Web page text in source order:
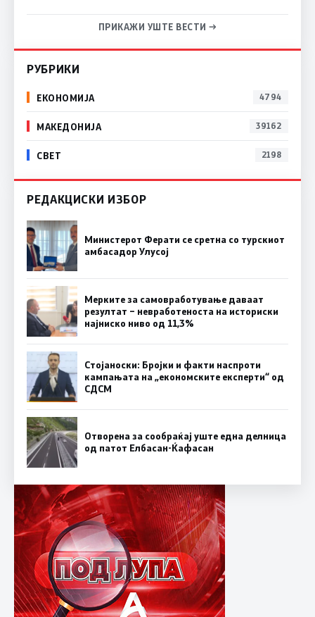
ПРИКАЖИ УШТЕ ВЕСТИ →
РУБРИКИ
ЕКОНОМИЈА 4794
МАКЕДОНИЈА 39162
СВЕТ 2198
РЕДАКЦИСКИ ИЗБОР
Министерот Ферати се сретна со турскиот
амбасадор Улусој
Мерките за самовработување даваат
резултат – невработеноста на историски
најниско ниво од 11,3%
Стојаноски: Бројки и факти наспроти
кампањата на „економските експерти“ од
СДСM
Отворена за сообраќај уште една делница
од патот Елбасан-Ќафасан